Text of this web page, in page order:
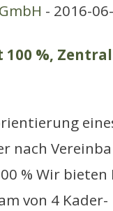
- 2016-
%,
nach
% Wir bieten
von 4